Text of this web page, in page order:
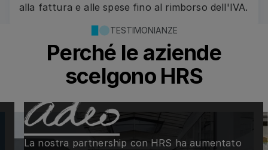
alla fattura e alle spese fino al rimborso dell'IVA.
TESTIMONIANZE
Perché le aziende
scelgono HRS
La nostra partnership con HRS ha aumentato